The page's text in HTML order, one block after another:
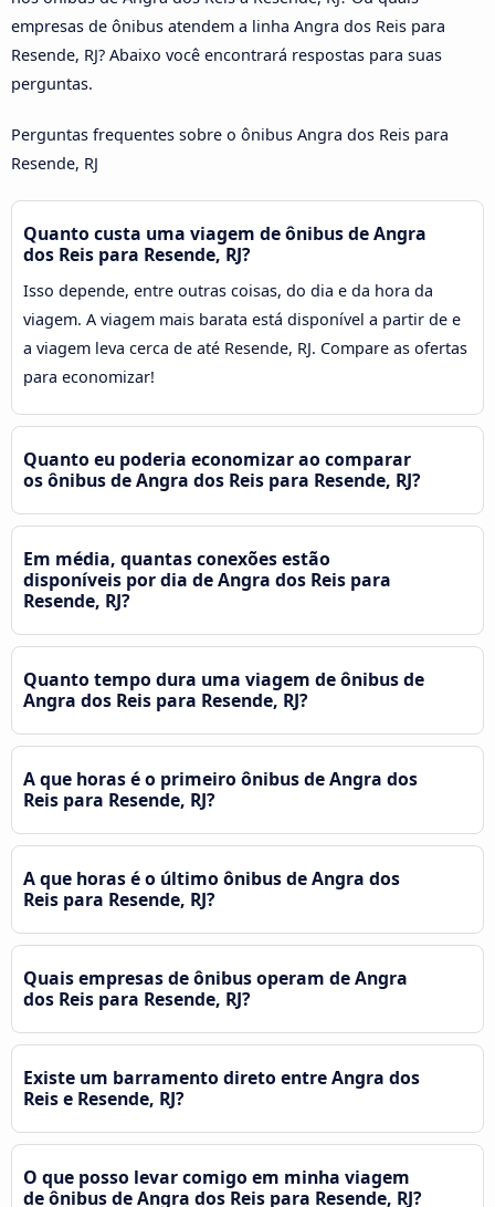
empresas de ônibus atendem a linha Angra dos Reis para
Resende, RJ? Abaixo você encontrará respostas para suas
perguntas.
Perguntas frequentes sobre o ônibus Angra dos Reis para
Resende, RJ
Quanto custa uma viagem de ônibus de Angra
dos Reis para Resende, RJ?
Isso depende, entre outras coisas, do dia e da hora da
viagem. A viagem mais barata está disponível a partir de e
a viagem leva cerca de até Resende, RJ. Compare as ofertas
para economizar!
Quanto eu poderia economizar ao comparar
os ônibus de Angra dos Reis para Resende, RJ?
Em média, quantas conexões estão
disponíveis por dia de Angra dos Reis para
Resende, RJ?
Quanto tempo dura uma viagem de ônibus de
Angra dos Reis para Resende, RJ?
A que horas é o primeiro ônibus de Angra dos
Reis para Resende, RJ?
A que horas é o último ônibus de Angra dos
Reis para Resende, RJ?
Quais empresas de ônibus operam de Angra
dos Reis para Resende, RJ?
Existe um barramento direto entre Angra dos
Reis e Resende, RJ?
O que posso levar comigo em minha viagem
de ônibus de Angra dos Reis para Resende, RJ?